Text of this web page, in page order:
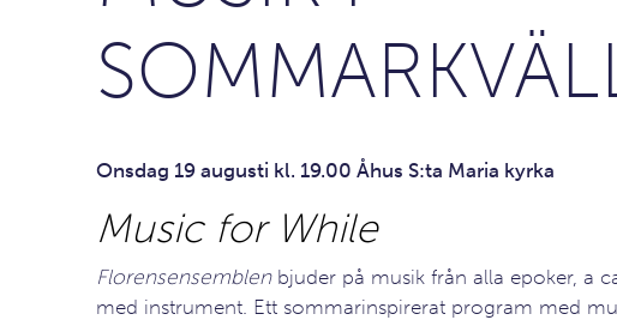
Onsdag 19 augusti kl. 19.00 Åhus S:ta Maria kyrka
Music for While
Florensensemblenbjuder på musik från alla epoker, a
med instrument. Ett sommarinspirerat program med